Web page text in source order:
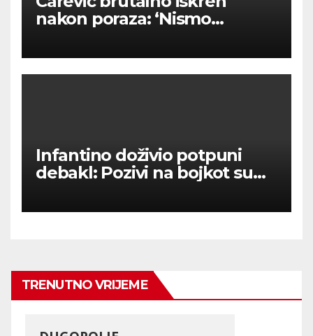
nakon poraza: ‘Nismo
Infantino doživio potpuni
debakl: Pozivi na bojkot su
dionica SP-a!
TRENUTNO VRIJEME